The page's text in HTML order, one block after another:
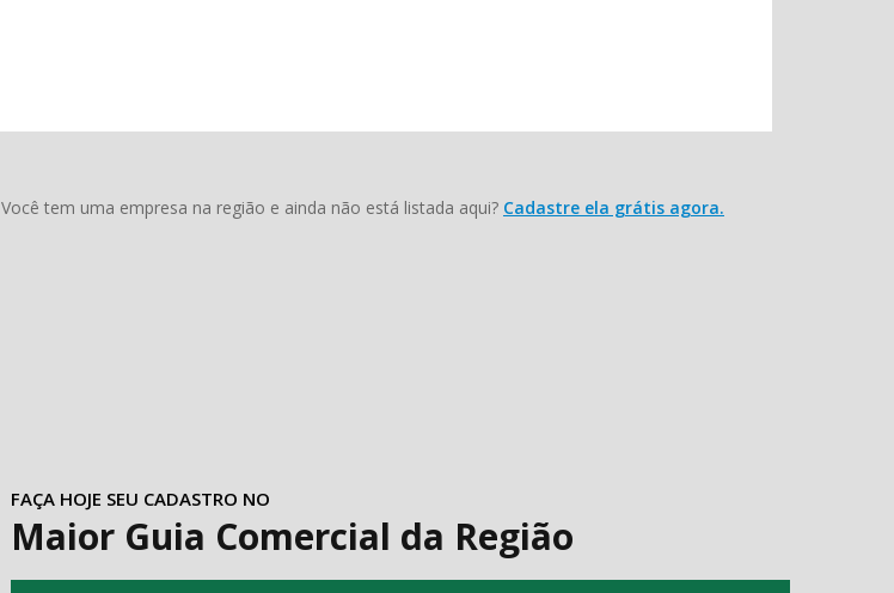
Você tem uma empresa na região e ainda não está listada aqui? Cadastre ela grátis agora.
FAÇA HOJE SEU CADASTRO NO
Maior Guia Comercial da Região